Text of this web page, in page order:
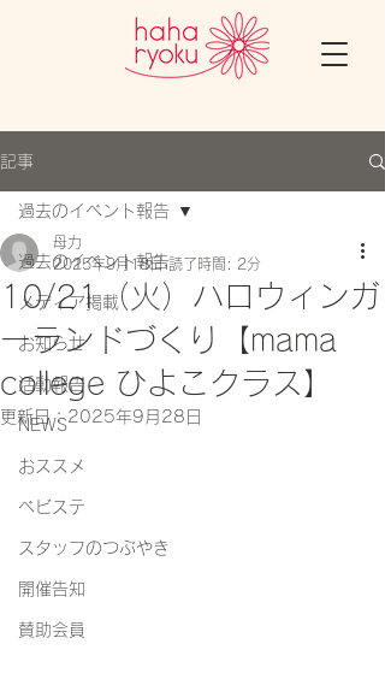
記事
過去のイベント報告
メディア掲載
お知らせ
活動報告
NEWS
おススメ
ベビステ
スタッフのつぶやき
開催告知
賛助会員
過去のイベント報告
10/21（火）ハロウィンガ
ーランドづくり【mama
college ひよこクラス】
母力
2025年9月18日 読了時間: 2分
更新日：2025年9月28日